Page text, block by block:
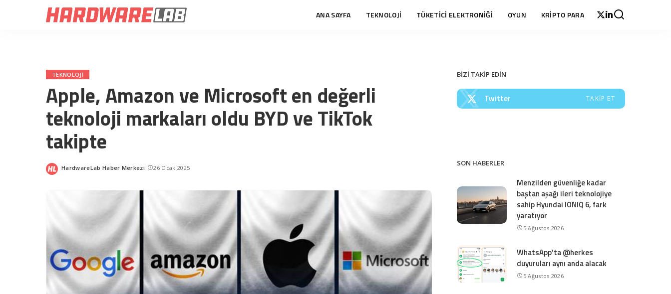
ANA SAYFA TEKNOLOJİ TÜKETİCİ ELEKTRONİĞİ OYUN KRİPTO PARA
TEKNOLOJI
Apple, Amazon ve Microsoft en değerli
teknoloji markaları oldu BYD ve TikTok
takipte
Posted
HardwareLab Haber Merkezi 26 Ocak 2025
BİZİ TAKİP EDİN
Twitter TAKIP ET
SON HABERLER
Menzilden güvenliğe kadar
baştan aşağı ileri teknolojiye
sahip Hyundai IONIQ 6, fark
yaratıyor
5 Ağustos 2026
WhatsApp’ta @herkes
duyuruları aynı anda alacak
5 Ağustos 2026